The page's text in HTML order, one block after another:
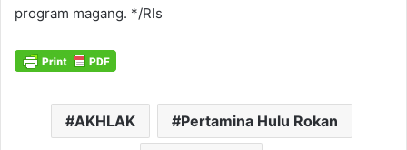
program magang. */Rls
AKHLAK Pertamina Hulu Rokan